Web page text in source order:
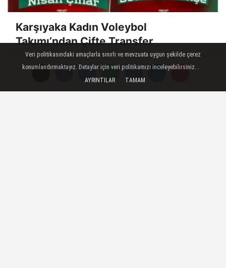
Karşıyaka Kadın Voleybol
Takımı’ndan Çifte Transfer
Veri politikasındaki amaçlarla sınırlı ve mevzuata uygun şekilde çerez
konumlandırmaktayız. Detaylar için veri politikamızı inceleyebilirsiniz...
AYRINTILAR
TAMAM